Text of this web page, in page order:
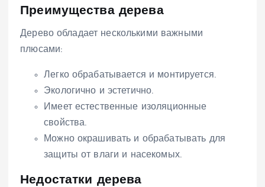
Преимущества дерева
Дерево обладает несколькими важными
плюсами:
Легко обрабатывается и монтируется.
Экологично и эстетично.
Имеет естественные изоляционные
свойства.
Можно окрашивать и обрабатывать для
защиты от влаги и насекомых.
Недостатки дерева